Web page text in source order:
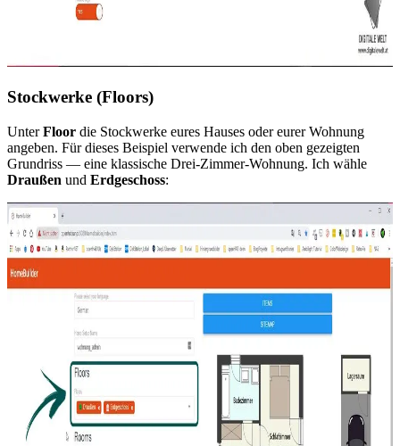
Stockwerke (Floors)
UnterFloor die Stockwerke eures Hauses oder eurer Wohnung
angeben. Für dieses Beispiel verwende ich den oben gezeigten
Grundriss — eine klassische Drei-Zimmer-Wohnung. Ich wähle
Draußen und Erdgeschoss: